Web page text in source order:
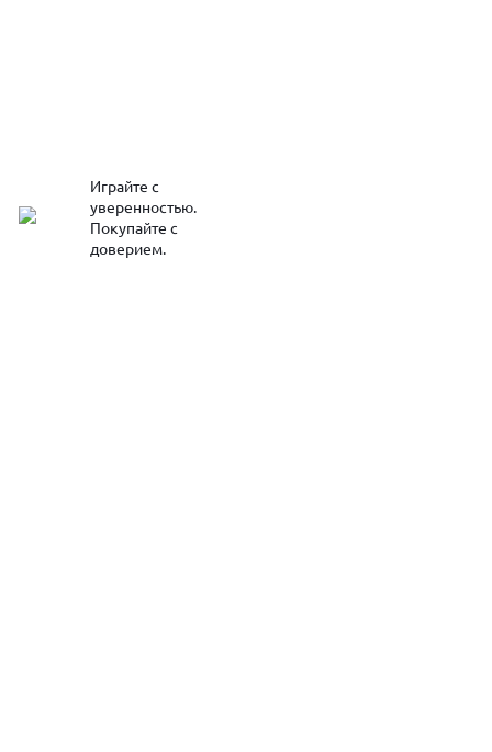
Играйте с
уверенностью.
Покупайте с
доверием.